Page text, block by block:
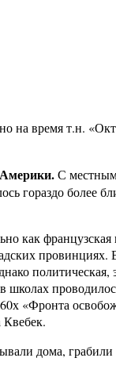
время т.н.
С
гораздо более
как
политическая,
школах
«Фронта
Квебек.
дома, грабили